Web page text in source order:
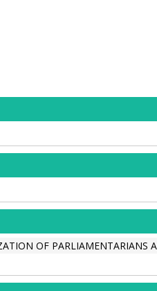
OF PARLIAMENTARIANS